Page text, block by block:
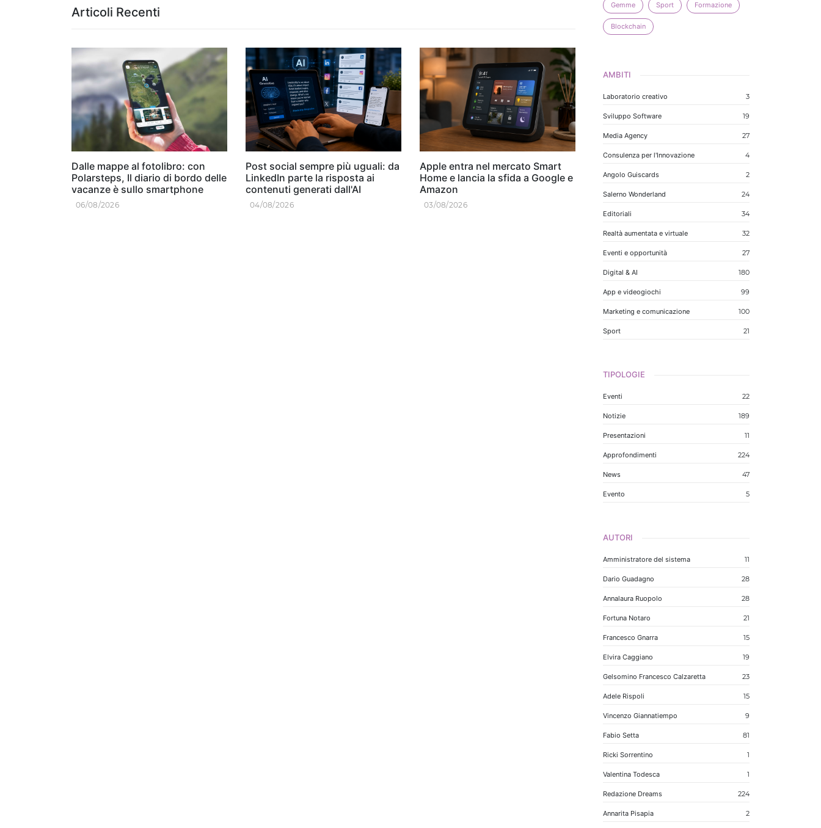
Articoli Recenti
Dalle mappe al fotolibro: con
Polarsteps, Il diario di bordo delle
vacanze è sullo smartphone
06/08/2026
Post social sempre più uguali: da
LinkedIn parte la risposta ai
contenuti generati dall'AI
04/08/2026
Apple entra nel mercato Smart
Home e lancia la sfida a Google e
Amazon
03/08/2026
Gemme Sport Formazione
Blockchain
AMBITI
Laboratorio creativo 3
Sviluppo Software 19
Media Agency 27
Consulenza per l'Innovazione 4
Angolo Guiscards 2
Salerno Wonderland 24
Editoriali 34
Realtà aumentata e virtuale 32
Eventi e opportunità 27
Digital & AI 180
App e videogiochi 99
Marketing e comunicazione 100
Sport 21
TIPOLOGIE
Eventi 22
Notizie 189
Presentazioni 11
Approfondimenti 224
News 47
Evento 5
AUTORI
Amministratore del sistema 11
Dario Guadagno 28
Annalaura Ruopolo 28
Fortuna Notaro 21
Francesco Gnarra 15
Elvira Caggiano 19
Gelsomino Francesco Calzaretta 23
Adele Rispoli 15
Vincenzo Giannatiempo 9
Fabio Setta 81
Ricki Sorrentino 1
Valentina Todesca 1
Redazione Dreams 224
Annarita Pisapia 2